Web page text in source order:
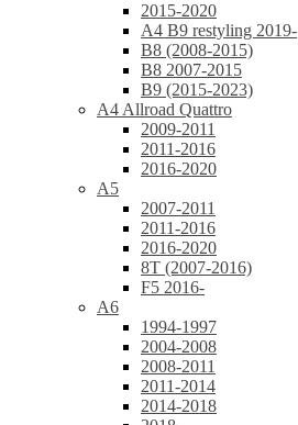
2015-2020
A4 B9 restyling 2019-
B8 (2008-2015)
B8 2007-2015
B9 (2015-2023)
A4 Allroad Quattro
2009-2011
2011-2016
2016-2020
A5
2007-2011
2011-2016
2016-2020
8T (2007-2016)
F5 2016-
A6
1994-1997
2004-2008
2008-2011
2011-2014
2014-2018